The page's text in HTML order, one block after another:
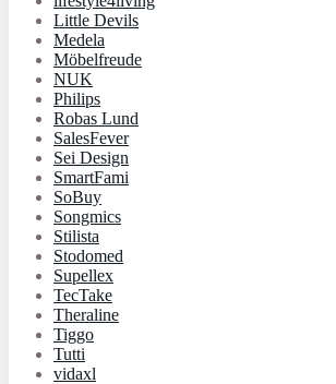
Little Devils
Medela
Möbelfreude
NUK
Philips
Robas Lund
SalesFever
Sei Design
SmartFami
SoBuy
Songmics
Stilista
Stodomed
Supellex
TecTake
Theraline
Tiggo
Tutti
vidaxl